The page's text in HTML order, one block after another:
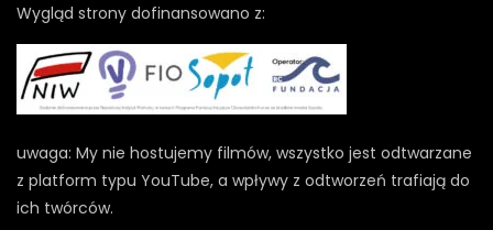
Wygląd strony dofinansowano z:
uwaga: My nie hostujemy filmów, wszystko jest odtwarzane
z platform typu YouTube, a wpływy z odtworzeń trafiają do
ich twórców.